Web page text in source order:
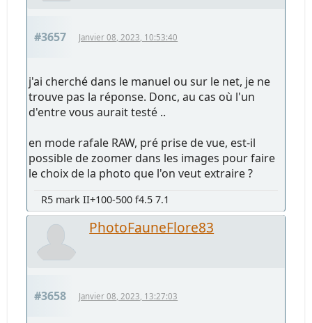
#3657 Janvier 08, 2023, 10:53:40
j'ai cherché dans le manuel ou sur le net, je ne
trouve pas la réponse. Donc, au cas où l'un
d'entre vous aurait testé ..
en mode rafale RAW, pré prise de vue, est-il
possible de zoomer dans les images pour faire
le choix de la photo que l'on veut extraire ?
R5 mark II+100-500 f4.5 7.1
PhotoFauneFlore83
#3658 Janvier 08, 2023, 13:27:03